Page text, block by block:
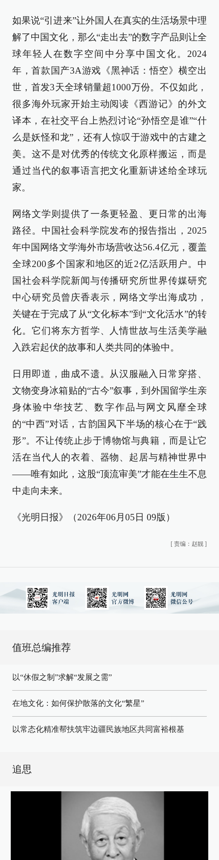
如果说“引进来”让外国人在真实的生活场景中理
解了中国文化，那么“走出去”的数字产品则让全
球年轻人在数字空间中分享中国文化。2024
年，首款国产3A游戏《黑神话：悟空》横空出
世，首发3天全球销量超1000万份。不仅如此，
很多海外玩家开始主动阅读《西游记》的外文
译本，在社交平台上热烈讨论“孙悟空是谁”“什
么是妖怪和龙”，还有人惊叹于游戏中的古建之
美。这不是对优秀的传统文化原样搬运，而是
通过当代的叙事语言把文化重新讲述给全球玩
家。
网络文学则提供了一条更轻盈、更日常的出海
路径。中国社会科学院发布的报告指出，2025
年中国网络文学海外市场营收达56.4亿元，覆盖
全球200多个国家和地区的近2亿活跃用户。中
国社会科学院新闻与传播研究所世界传媒研究
中心研究员曾庆香表示，网络文学出海成功，
关键在于完成了从“文化标本”到“文化活水”的转
化。它们将东方哲学、人情世故与生活美学融
入跌宕起伏的故事和人类共同的体验中。
日用即道，曲成不遗。从汉服融入日常穿搭、
文物变身冰箱贴的“古今”叙事，到外国留学生亲
身体验中华技艺、数字作品与网文风靡全球
的“中西”对话，古韵国风下半场的核心在于“践
形”。不让传统止步于博物馆与典籍，而是让它
活在当代人的衣着、器物、起居与精神世界中
——唯有如此，这股“顶流审美”才能在生生不息
中走向未来。
《光明日报》（2026年06月05日 09版）
[ 责编：赵靓 ]
值班总编推荐
以“休假之制”求解“发展之需”
在地文化：如何保护散落的文化“繁星”
以常态化精准帮扶筑牢边疆民族地区共同富裕根基
追思